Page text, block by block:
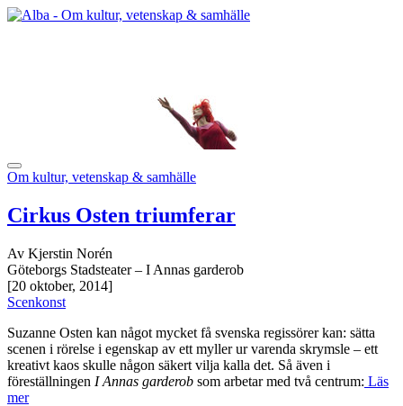
Om kultur, vetenskap & samhälle
Cirkus Osten triumferar
Av Kjerstin Norén
Göteborgs Stadsteater – I Annas garderob
[20 oktober, 2014]
Scenkonst
Suzanne Osten kan något mycket få svenska regissörer kan: sätta
scenen i rörelse i egenskap av ett myller ur varenda skrymsle – ett
kreativt kaos skulle någon säkert vilja kalla det. Så även i
föreställningen I Annas garderob som arbetar med två centrum: Läs
mer